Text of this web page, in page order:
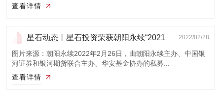
查看详情
星石动态丨星石投资荣获朝阳永续“2021
中国私募...
2022/02/28
图片来源：朝阳永续2022年2月26日，由朝阳永续主办、中国银
河证券和银河期货联合主办、华安基金协办的私募...
查看详情